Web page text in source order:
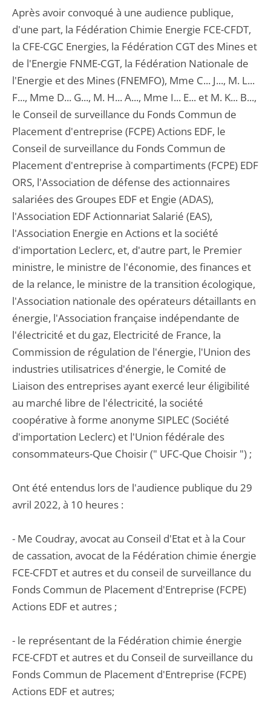
Après avoir convoqué à une audience publique,
d'une part, la Fédération Chimie Energie FCE-CFDT,
la CFE-CGC Energies, la Fédération CGT des Mines et
de l'Energie FNME-CGT, la Fédération Nationale de
l'Energie et des Mines (FNEMFO), Mme C... J..., M. L...
F..., Mme D... G..., M. H... A..., Mme I... E... et M. K... B...,
le Conseil de surveillance du Fonds Commun de
Placement d'entreprise (FCPE) Actions EDF, le
Conseil de surveillance du Fonds Commun de
Placement d'entreprise à compartiments (FCPE) EDF
ORS, l'Association de défense des actionnaires
salariées des Groupes EDF et Engie (ADAS),
l'Association EDF Actionnariat Salarié (EAS),
l'Association Energie en Actions et la société
d'importation Leclerc, et, d'autre part, le Premier
ministre, le ministre de l'économie, des finances et
de la relance, le ministre de la transition écologique,
l'Association nationale des opérateurs détaillants en
énergie, l'Association française indépendante de
l'électricité et du gaz, Electricité de France, la
Commission de régulation de l'énergie, l'Union des
industries utilisatrices d'énergie, le Comité de
Liaison des entreprises ayant exercé leur éligibilité
au marché libre de l'électricité, la société
coopérative à forme anonyme SIPLEC (Société
d'importation Leclerc) et l'Union fédérale des
consommateurs-Que Choisir (" UFC-Que Choisir ") ;
Ont été entendus lors de l'audience publique du 29
avril 2022, à 10 heures :
- Me Coudray, avocat au Conseil d'Etat et à la Cour
de cassation, avocat de la Fédération chimie énergie
FCE-CFDT et autres et du conseil de surveillance du
Fonds Commun de Placement d'Entreprise (FCPE)
Actions EDF et autres ;
- le représentant de la Fédération chimie énergie
FCE-CFDT et autres et du Conseil de surveillance du
Fonds Commun de Placement d'Entreprise (FCPE)
Actions EDF et autres;